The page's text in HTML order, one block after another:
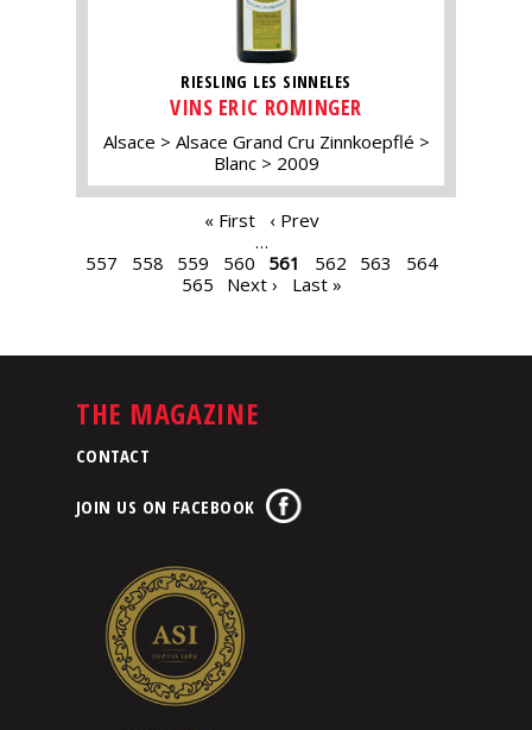
RIESLING LES SINNELES
VINS ERIC ROMINGER
Alsace
Alsace Grand Cru Zinnkoepflé
Blanc
2009
« First
‹ Prev
…
557
558 559 560 561 562 563
564
565
Next › Last »
THE MAGAZINE
CONTACT
JOIN US ON FACEBOOK